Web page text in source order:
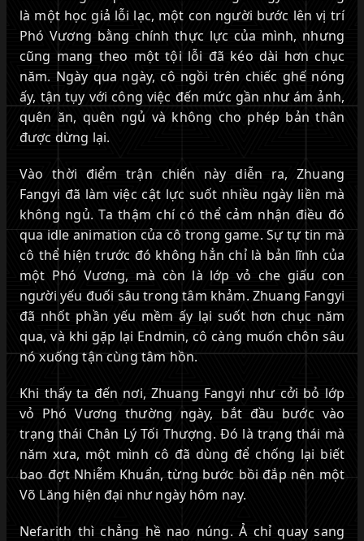
là một học giả lỗi lạc, một con người bước lên vị trí
Phó Vương bằng chính thực lực của mình, nhưng
cũng mang theo một tội lỗi đã kéo dài hơn chục
năm. Ngày qua ngày, cô ngồi trên chiếc ghế nóng
ấy, tận tụy với công việc đến mức gần như ám ảnh,
quên ăn, quên ngủ và không cho phép bản thân
được dừng lại.
Vào thời điểm trận chiến này diễn ra, Zhuang
Fangyi đã làm việc cật lực suốt nhiều ngày liền mà
không ngủ. Ta thậm chí có thể cảm nhận điều đó
qua idle animation của cô trong game. Sự tự tin mà
cô thể hiện trước đó không hẳn chỉ là bản lĩnh của
một Phó Vương, mà còn là lớp vỏ che giấu con
người yếu đuối sâu trong tâm khảm. Zhuang Fangyi
đã nhốt phần yếu mềm ấy lại suốt hơn chục năm
qua, và khi gặp lại Endmin, cô càng muốn chôn sâu
nó xuống tận cùng tâm hồn.
Khi thấy ta đến nơi, Zhuang Fangyi như cởi bỏ lớp
vỏ Phó Vương thường ngày, bắt đầu bước vào
trạng thái Chân Lý Tối Thượng. Đó là trạng thái mà
năm xưa, một mình cô đã dùng để chống lại biết
bao đợt Nhiễm Khuẩn, từng bước bồi đắp nên một
Võ Lăng hiện đại như ngày hôm nay.
Nefarith thì chẳng hề nao núng. Ả chỉ quay sang